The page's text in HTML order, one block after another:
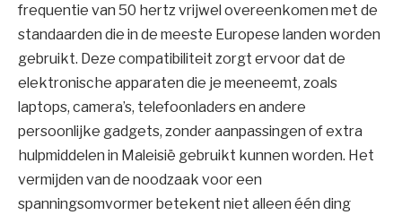
frequentie van 50 hertz vrijwel overeenkomen met de
standaarden die in de meeste Europese landen worden
gebruikt. Deze compatibiliteit zorgt ervoor dat de
elektronische apparaten die je meeneemt, zoals
laptops, camera’s, telefoonladers en andere
persoonlijke gadgets, zonder aanpassingen of extra
hulpmiddelen in Maleisië gebruikt kunnen worden. Het
vermijden van de noodzaak voor een
spanningsomvormer betekent niet alleen één ding